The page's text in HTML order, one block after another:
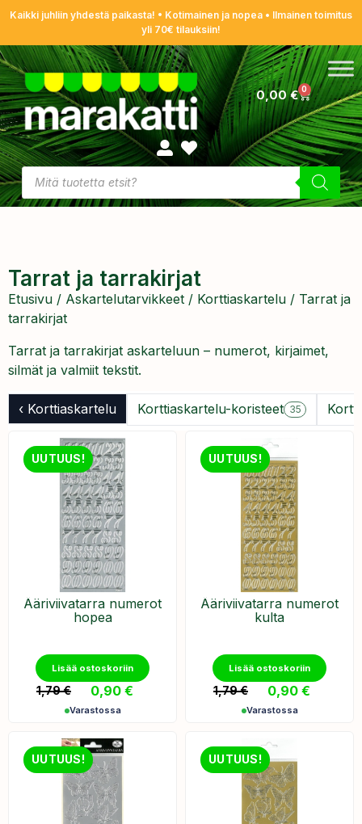
Kaikki juhliin yhdestä paikasta! • Kotimainen ja nopea • Ilmainen toimitus
yli 70€ tilauksiin!
0,00€ 0
Tarrat ja tarrakirjat
Etusivu / Askartelutarvikkeet / Korttiaskartelu / Tarrat ja
tarrakirjat
Tarrat ja tarrakirjat askarteluun – numerot, kirjaimet,
silmät ja valmiit tekstit.
‹ Korttiaskartelu Korttiaskartelu-koristeet 35
UUTUUS!
Ääriviivatarra numerot
hopea
Lisää ostoskoriin
1,79€ 0,90 €
Varastossa
UUTUUS!
Ääriviivatarra numerot
kulta
Lisää ostoskoriin
1,79€ 0,90 €
Varastossa
UUTUUS! UUTUUS!